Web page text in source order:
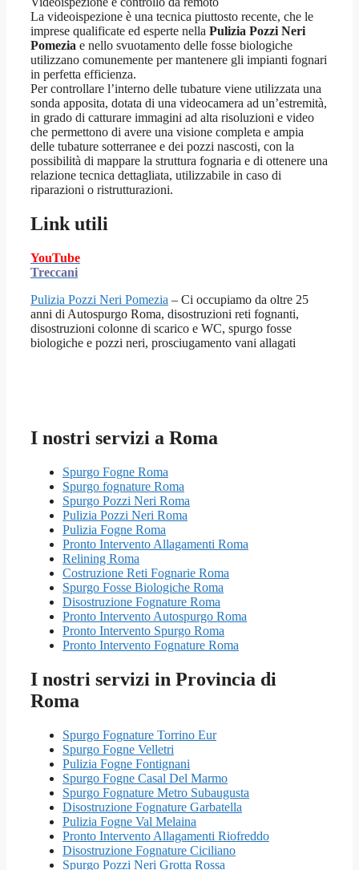
La videoispezione è una tecnica piuttosto recente, che le
imprese qualificate ed esperte nella Pulizia Pozzi Neri
Pomezia e nello svuotamento delle fosse biologiche
utilizzano comunemente per mantenere gli impianti fognari
in perfetta efficienza.
Per controllare l’interno delle tubature viene utilizzata una
sonda apposita, dotata di una videocamera ad un’estremità,
in grado di catturare immagini ad alta risoluzioni e video
che permettono di avere una visione completa e ampia
delle tubature sotterranee e dei pozzi nascosti, con la
possibilità di mappare la struttura fognaria e di ottenere una
relazione tecnica dettagliata, utilizzabile in caso di
riparazioni o ristrutturazioni.
Link utili
YouTube
Treccani
Pulizia Pozzi Neri Pomezia – Ci occupiamo da oltre 25
anni di Autospurgo Roma, disostruzioni reti fognanti,
disostruzioni colonne di scarico e WC, spurgo fosse
biologiche e pozzi neri, prosciugamento vani allagati
I nostri servizi a Roma
Spurgo Fogne Roma
Spurgo fognature Roma
Spurgo Pozzi Neri Roma
Pulizia Pozzi Neri Roma
Pulizia Fogne Roma
Pronto Intervento Allagamenti Roma
Relining Roma
Costruzione Reti Fognarie Roma
Spurgo Fosse Biologiche Roma
Disostruzione Fognature Roma
Pronto Intervento Autospurgo Roma
Pronto Intervento Spurgo Roma
Pronto Intervento Fognature Roma
I nostri servizi in Provincia di
Roma
Spurgo Fognature Torrino Eur
Spurgo Fogne Velletri
Pulizia Fogne Fontignani
Spurgo Fogne Casal Del Marmo
Spurgo Fognature Metro Subaugusta
Disostruzione Fognature Garbatella
Pulizia Fogne Val Melaina
Pronto Intervento Allagamenti Riofreddo
Disostruzione Fognature Ciciliano
Spurgo Pozzi Neri Grotta Rossa